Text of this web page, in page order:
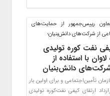
رییس‌جمهور از حمایت‌های
از شرکت‌های دانش‌بنیان؛
نفت کوره تولیدی
لاوان با استفاده از
دانش‌بنیان
تأمین‌اجتماعی و برای اولین بار
ارتقای کیفی نفت‌کوره تولیدی